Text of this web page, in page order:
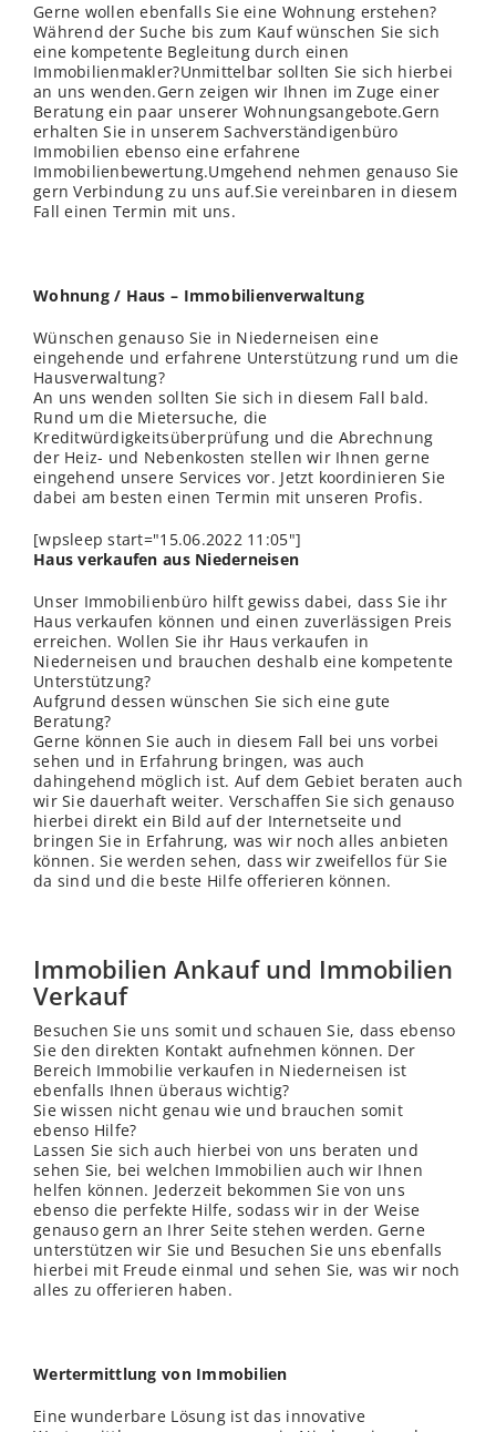
Gerne wollen ebenfalls Sie eine Wohnung erstehen?
Während der Suche bis zum Kauf wünschen Sie sich
eine kompetente Begleitung durch einen
Immobilienmakler?Unmittelbar sollten Sie sich hierbei
an uns wenden.Gern zeigen wir Ihnen im Zuge einer
Beratung ein paar unserer Wohnungsangebote.Gern
erhalten Sie in unserem Sachverständigenbüro
Immobilien ebenso eine erfahrene
Immobilienbewertung.Umgehend nehmen genauso Sie
gern Verbindung zu uns auf.Sie vereinbaren in diesem
Fall einen Termin mit uns.
Wohnung / Haus – Immobilienverwaltung
Wünschen genauso Sie in Niederneisen eine
eingehende und erfahrene Unterstützung rund um die
Hausverwaltung?
An uns wenden sollten Sie sich in diesem Fall bald.
Rund um die Mietersuche, die
Kreditwürdigkeitsüberprüfung und die Abrechnung
der Heiz- und Nebenkosten stellen wir Ihnen gerne
eingehend unsere Services vor. Jetzt koordinieren Sie
dabei am besten einen Termin mit unseren Profis.
[wpsleep start="15.06.2022 11:05"]
Haus verkaufen aus Niederneisen
Unser Immobilienbüro hilft gewiss dabei, dass Sie ihr
Haus verkaufen können und einen zuverlässigen Preis
erreichen. Wollen Sie ihr Haus verkaufen in
Niederneisen und brauchen deshalb eine kompetente
Unterstützung?
Aufgrund dessen wünschen Sie sich eine gute
Beratung?
Gerne können Sie auch in diesem Fall bei uns vorbei
sehen und in Erfahrung bringen, was auch
dahingehend möglich ist. Auf dem Gebiet beraten auch
wir Sie dauerhaft weiter. Verschaffen Sie sich genauso
hierbei direkt ein Bild auf der Internetseite und
bringen Sie in Erfahrung, was wir noch alles anbieten
können. Sie werden sehen, dass wir zweifellos für Sie
da sind und die beste Hilfe offerieren können.
Immobilien Ankauf und Immobilien
Verkauf
Besuchen Sie uns somit und schauen Sie, dass ebenso
Sie den direkten Kontakt aufnehmen können. Der
Bereich Immobilie verkaufen in Niederneisen ist
ebenfalls Ihnen überaus wichtig?
Sie wissen nicht genau wie und brauchen somit
ebenso Hilfe?
Lassen Sie sich auch hierbei von uns beraten und
sehen Sie, bei welchen Immobilien auch wir Ihnen
helfen können. Jederzeit bekommen Sie von uns
ebenso die perfekte Hilfe, sodass wir in der Weise
genauso gern an Ihrer Seite stehen werden. Gerne
unterstützen wir Sie und Besuchen Sie uns ebenfalls
hierbei mit Freude einmal und sehen Sie, was wir noch
alles zu offerieren haben.
Wertermittlung von Immobilien
Eine wunderbare Lösung ist das innovative